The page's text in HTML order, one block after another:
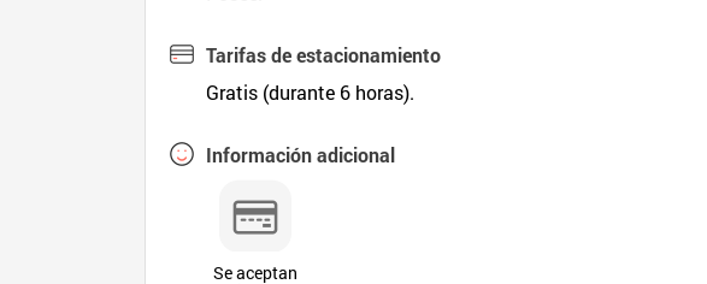
Tarifas de estacionamiento
Gratis (durante 6 horas).
Información adicional
Se aceptan